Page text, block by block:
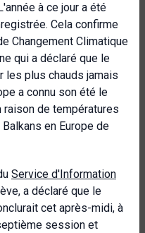
à ce jour a été
Cela confirme
Changement Climatique
qui a déclaré que le
les plus chauds jamais
a connu son été le
raison de températures
en Europe de
Service d'Information
a déclaré que le
cet après-midi, à
session et